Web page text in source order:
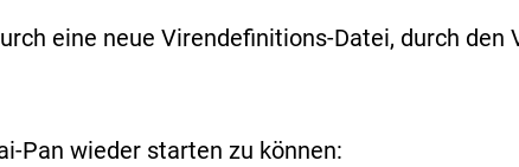
eine neue Virendefinitions-Datei, durch den
Pan wieder starten zu können: